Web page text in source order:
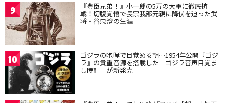
9 『豊臣兄弟！』小一郎の5万の大軍に徹底抗
戦！切腹覚悟で長宗我部元親に降伏を迫った武
将・谷忠澄の生涯
10 ゴジラの咆哮で目覚める朝…1954年公開『ゴジ
ラ』の貴重音源を搭載した「ゴジラ音声目覚ま
し時計」が新発売